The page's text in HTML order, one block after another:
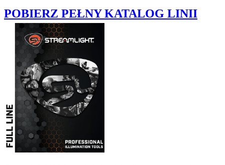
POBIERZ PEŁNY KATALOG LINII